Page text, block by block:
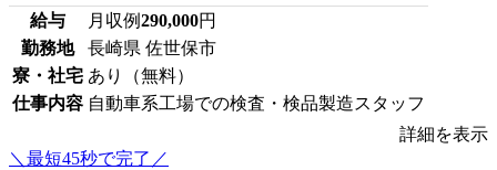
給与 月収例290,000円
勤務地
長崎県 佐世保市
寮・社宅 あり（無料）
仕事内容 自動車系工場での検査・検品製造スタッフ
詳細を表示
＼最短45秒で完了／